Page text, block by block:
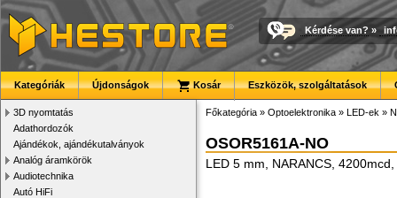
Kérdése van? »
Kategóriák Újdonságok Kosár Eszközök, szolgáltatások
3D nyomtatás
Adathordozók
Ajándékok, ajándékutalványok
Analóg áramkörök
Audiotechnika
Autó HiFi
Főkategória » Optoelektronika » LED-ek »
OSOR5161A-NO
LED 5 mm, NARANCS, 4200mcd,